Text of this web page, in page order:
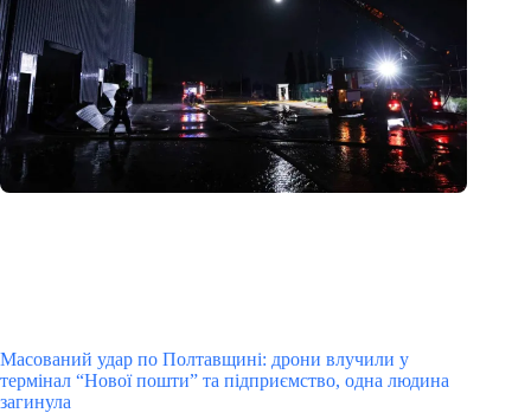
Масований удар по Полтавщині: дрони влучили у
термінал “Нової пошти” та підприємство, одна людина
загинула